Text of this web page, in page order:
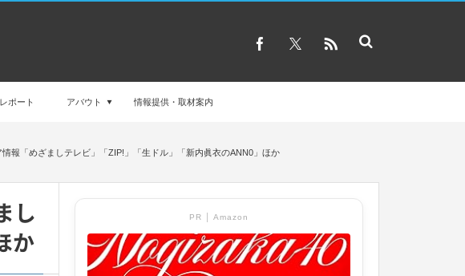
レポート アバウト 情報提供・取材案内
報「めざましテレビ」「ZIP!」「生ドル」「新内眞衣のANN0」ほか
し
か
PR │ Amazon